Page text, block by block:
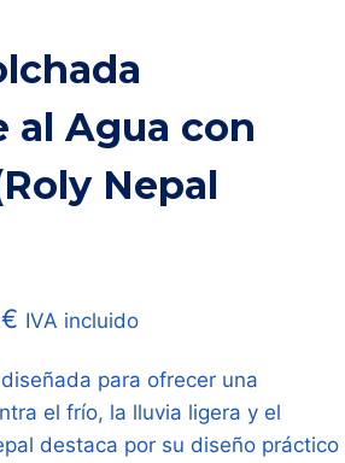
al Agua con
Nepal
€ Rango
precios:
desde
IVA incluido
para ofrecer una
el frío, la lluvia ligera y el
destaca por su diseño práctico